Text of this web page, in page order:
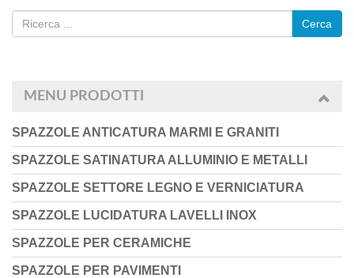
Cerca
MENU PRODOTTI
SPAZZOLE ANTICATURA MARMI E GRANITI
SPAZZOLE SATINATURA ALLUMINIO E METALLI
SPAZZOLE SETTORE LEGNO E VERNICIATURA
SPAZZOLE LUCIDATURA LAVELLI INOX
SPAZZOLE PER CERAMICHE
SPAZZOLE PER PAVIMENTI